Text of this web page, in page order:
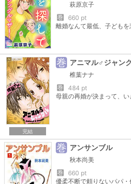
萩原京子
巻
660 pt
完結
巻 アニマル♂ジャン
椎葉ナナ
巻
484 pt
巻 アンサンブル
秋本尚美
巻
660 pt